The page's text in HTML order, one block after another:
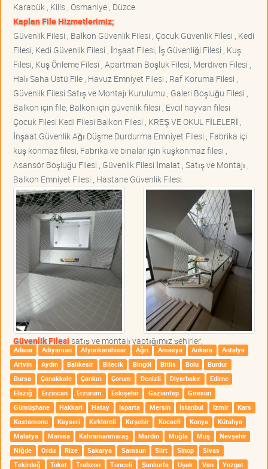
Karabük , Kilis , Osmaniye , Düzce
Kaplan File Hizmetlerimiz;
Güvenlik Filesi , Balkon Güvenlik Filesi , Çocuk Güvenlik Filesi , Kedi
Filesi, Kedi Güvenlik Filesi , İnşaat Filesi, İş Güvenliği Filesi , Kuş
Filesi, Kuş Önleme Filesi , Apartman Boşluk Filesi, Merdiven Filesi ,
Halı Saha Üstü File , Havuz Emniyet Filesi , Raf Koruma Filesi ,
Güvenlik Filesi Satış ve Montajı Kurulumu , Galeri Boşluğu Filesi ,
Balkon için file, Balkon için güvenlik filesi , Evcil hayvan filesi
Çocuk Filesi Kedi Filesi Balkon Filesi , KREŞ VE OKUL FİLELERİ ,
İnşaat Güvenlik Ağı Düşme Durdurma Emniyet Filesi , Fabrika içi
kuş konmaz filesi, Fabrika ve binalar için kuşkonmaz filesi ,
Asansör Boşluğu Filesi , Güvenlik Filesi İmalat , Satış ve Montajı ,
Balkon Emniyet Filesi , Hastane Güvenlik Filesi
Güvenlik Filesisatış ve montajı yaptığımız şehirler;
Adana Adıyaman Afyonkarahisar Ağrı Amasya Ankara
Antalya
Artvin
Aydın Balıkesir Bilecik Bingöl Bitlis Bolu
Burdur
Bursa
Çanakkale Çankırı Çorum Denizli Diyarbakır
Edirne
Elazığ
Erzincan Erzurum Eskişehir Gaziantep
Giresun
Gümüşhane
Hakkari Hatay Isparta Mersin İstanbul İzmir
Kars
Kastamonu
Kayseri Kırklareli Kırşehir Kocaeli Konya
Kütahya
Malatya
Manisa Kahramanmaraş Mardin Muğla Muş
Nevşehir
Niğde
Ordu Rize Sakarya Samsun Siirt Sinop
Sivas
Tekirdağ
Tokat Trabzon Tunceli Şanlıurfa Uşak Van Yozgat